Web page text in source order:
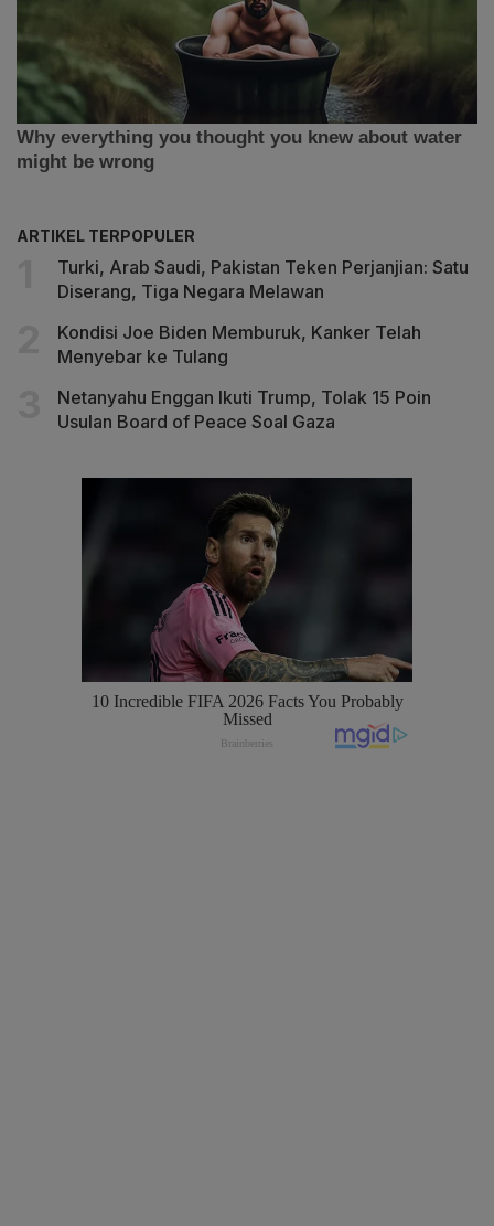
ARTIKEL TERPOPULER
Turki, Arab Saudi, Pakistan Teken Perjanjian: Satu
Diserang, Tiga Negara Melawan
Kondisi Joe Biden Memburuk, Kanker Telah
Menyebar ke Tulang
Netanyahu Enggan Ikuti Trump, Tolak 15 Poin
Usulan Board of Peace Soal Gaza